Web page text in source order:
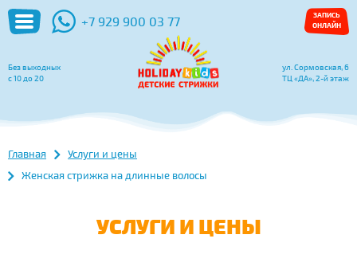
+7 929 900 03 77
ЗАПИСЬ
ОНЛАЙН
Без выходных
с 10 до 20
ул. Сормовская, 6
ТЦ «ДА», 2-й этаж
Главная
Услуги и цены
Женская стрижка на длинные волосы
УСЛУГИ И ЦЕНЫ